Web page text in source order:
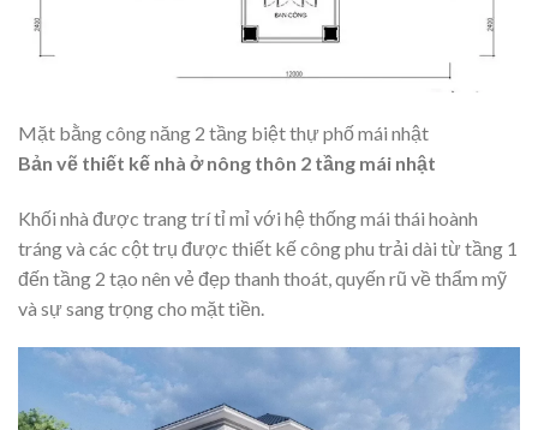
Mặt bằng công năng 2 tầng biệt thự phố mái nhật
Bản vẽ thiết kế nhà ở nông thôn 2 tầng mái nhật
Khối nhà được trang trí tỉ mỉ với hệ thống mái thái hoành
tráng và các cột trụ được thiết kế công phu trải dài từ tầng 1
đến tầng 2 tạo nên vẻ đẹp thanh thoát, quyến rũ về thẩm mỹ
và sự sang trọng cho mặt tiền.